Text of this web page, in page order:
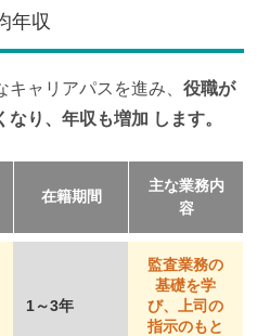
年収
ャリアパスを進み、 役職が
り、年収も増加 します。
在籍期間
主な業務内
容
1～3年
監査業務の
基礎を学
び、上司の
指示のもと